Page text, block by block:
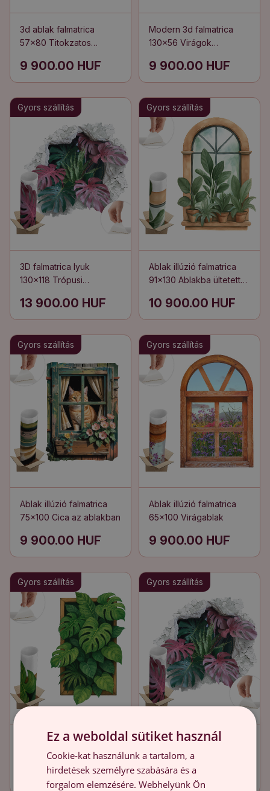
3d ablak falmatrica
57x80 Titokzatos
9 900.00 HUF
Modern 3d falmatrica
130x56 Virágok
9 900.00 HUF
Gyors szállítás
3D falmatrica lyuk
130x118 Trópusi
13 900.00 HUF
Gyors szállítás
Ablak illúzió falmatrica
91x130 Ablakba ültetett
10 900.00 HUF
Gyors szállítás
Ablak illúzió falmatrica
75x100 Cica az ablakban
9 900.00 HUF
Gyors szállítás
Ablak illúzió falmatrica
65x100 Virágablak
9 900.00 HUF
Gyors szállítás
Modern 3d falmatrica
67x100 Trópusi oázis
9 900.00 HUF
Gyors szállítás
3D faldekoráció lyuk
80x73 Trópusi
kompozíció
9 900.00 HUF
Ez a weboldal sütiket használ
Cookie-kat használunk a tartalom, a
hirdetések személyre szabására és a
forgalom elemzésére. Webhelyünk Ön